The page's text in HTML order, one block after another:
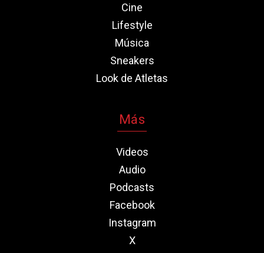
Cine
Lifestyle
Música
Sneakers
Look de Atletas
Más
Videos
Audio
Podcasts
Facebook
Instagram
X